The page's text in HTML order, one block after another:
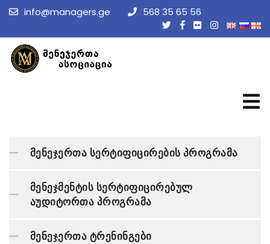
info@managers.ge 568 35 65 56
მენეჯერთა სერტიფიცირების პროგრამა
მენეჯმენტის სერტიფიცირებულ
აუდიტორთა პროგრამა
მენეჯერთა ტრენინგები